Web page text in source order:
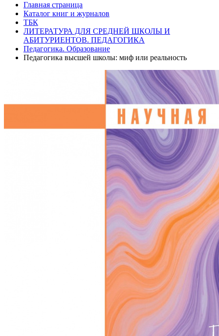
Главная страница
Каталог книг и журналов
ТБК
ЛИТЕРАТУРА ДЛЯ СРЕДНЕЙ ШКОЛЫ И
АБИТУРИЕНТОВ. ПЕДАГОГИКА
Педагогика. Образование
Педагогика высшей школы: миф или реальность